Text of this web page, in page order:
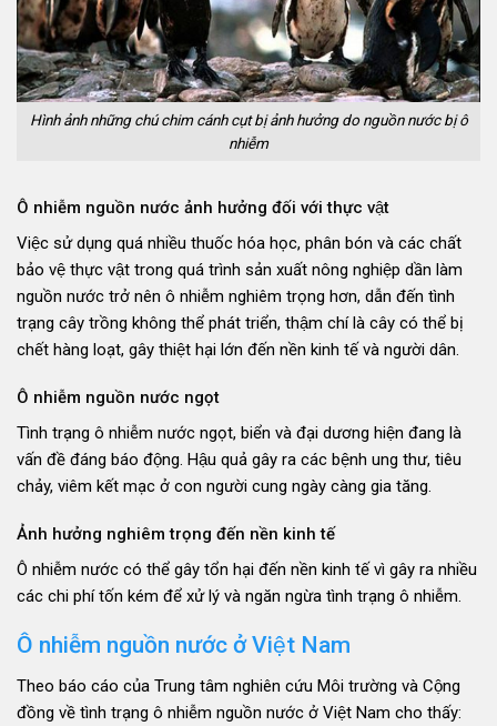
Hình ảnh những chú chim cánh cụt bị ảnh hưởng do nguồn nước bị ô
nhiễm
Ô nhiễm nguồn nước ảnh hưởng đối với thực vật
Việc sử dụng quá nhiều thuốc hóa học, phân bón và các chất
bảo vệ thực vật trong quá trình sản xuất nông nghiệp dần làm
nguồn nước trở nên ô nhiễm nghiêm trọng hơn, dẫn đến tình
trạng cây trồng không thể phát triển, thậm chí là cây có thể bị
chết hàng loạt, gây thiệt hại lớn đến nền kinh tế và người dân.
Ô nhiễm nguồn nước ngọt
Tình trạng ô nhiễm nước ngọt, biển và đại dương hiện đang là
vấn đề đáng báo động. Hậu quả gây ra các bệnh ung thư, tiêu
chảy, viêm kết mạc ở con người cung ngày càng gia tăng.
Ảnh hưởng nghiêm trọng đến nền kinh tế
Ô nhiễm nước có thể gây tổn hại đến nền kinh tế vì gây ra nhiều
các chi phí tốn kém để xử lý và ngăn ngừa tình trạng ô nhiễm.
Ô nhiễm nguồn nước ở Việt Nam
Theo báo cáo của Trung tâm nghiên cứu Môi trường và Cộng
đồng về tình trạng ô nhiễm nguồn nước ở Việt Nam cho thấy: